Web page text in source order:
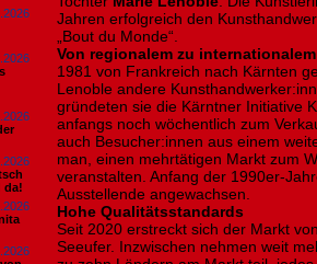
da!
Jahren erfolgreich den
„Bout du Monde“.
Von regionalem zu
1981 von Frankreich nach Kärnten
Lenoble andere
gründeten sie die Kärntner Initiative
anfangs noch wöchentlich zum
auch Besucher:innen aus einem
man, einen mehrtätigen Markt zum
veranstalten. Anfang der 1990er-
Ausstellende angewachsen.
Hohe Qualitätsstandards
Seit 2020 erstreckt sich der Markt
Seeufer. Inzwischen nehmen weit